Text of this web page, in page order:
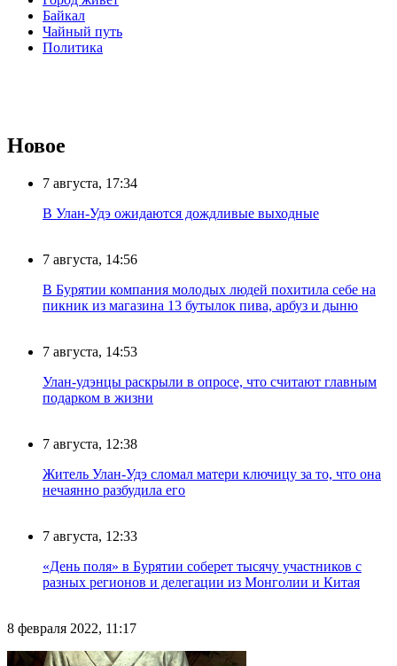
Байкал
Чайный путь
Политика
Новое
7 августа, 17:34
В Улан-Удэ ожидаются дождливые выходные
7 августа, 14:56
В Бурятии компания молодых людей похитила себе на
пикник из магазина 13 бутылок пива, арбуз и дыню
7 августа, 14:53
Улан-удэнцы раскрыли в опросе, что считают главным
подарком в жизни
7 августа, 12:38
Житель Улан-Удэ сломал матери ключицу за то, что она
нечаянно разбудила его
7 августа, 12:33
«День поля» в Бурятии соберет тысячу участников с
разных регионов и делегации из Монголии и Китая
8 февраля 2022, 11:17